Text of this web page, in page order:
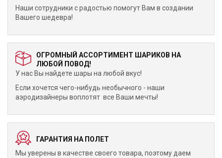
Наши сотрудники с радостью помогут Вам в создании
Вашего шедевра!
ОГРОМНЫЙ АССОРТИМЕНТ ШАРИКОВ НА
ЛЮБОЙ ПОВОД!
У нас Вы найдете шары на любой вкус!
Если хочется чего-нибудь необычного - наши
аэродизайнеры воплотят все Ваши мечты!
ГАРАНТИЯ НА ПОЛЕТ
Мы уверены в качестве своего товара, поэтому даем